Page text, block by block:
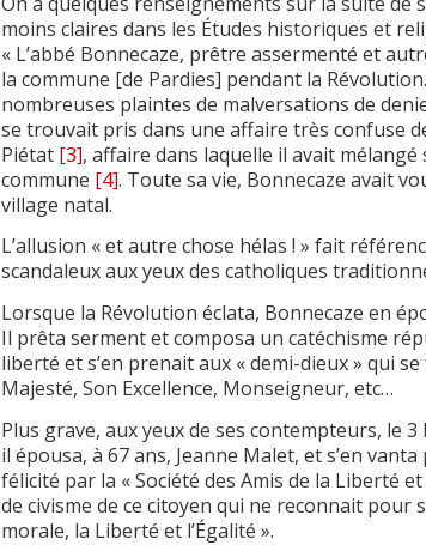
moins claires dans les Études historiques et
« L’abbé Bonnecaze, prêtre assermenté et
la commune [de Pardies] pendant la
nombreuses plaintes de malversations de
se trouvait pris dans une affaire très confuse
Piétat [3], affaire dans laquelle il avait
commune [4]. Toute sa vie, Bonnecaze avait
village natal.
L’allusion « et autre chose hélas ! » fait
scandaleux aux yeux des catholiques
Lorsque la Révolution éclata, Bonnecaze en
Il prêta serment et composa un catéchisme
liberté et s’en prenait aux « demi-dieux » qui
Majesté, Son Excellence, Monseigneur, etc…
Plus grave, aux yeux de ses contempteurs, le
il épousa, à 67 ans, Jeanne Malet, et s’en
félicité par la « Société des Amis de la Liberté et
de civisme de ce citoyen qui ne reconnait pour
morale, la Liberté et l’Égalité ».